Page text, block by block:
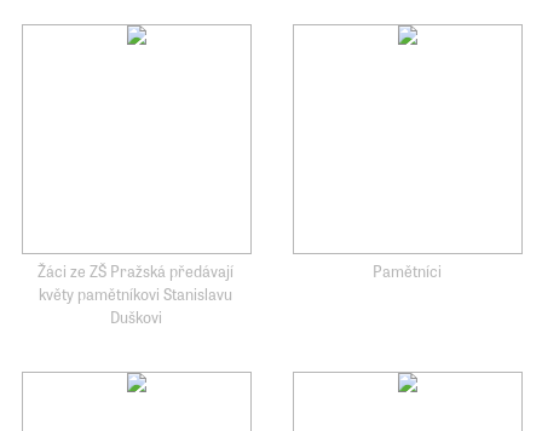
Žáci ze ZŠ Pražská předávají
květy pamětníkovi Stanislavu
Duškovi
Pamětníci